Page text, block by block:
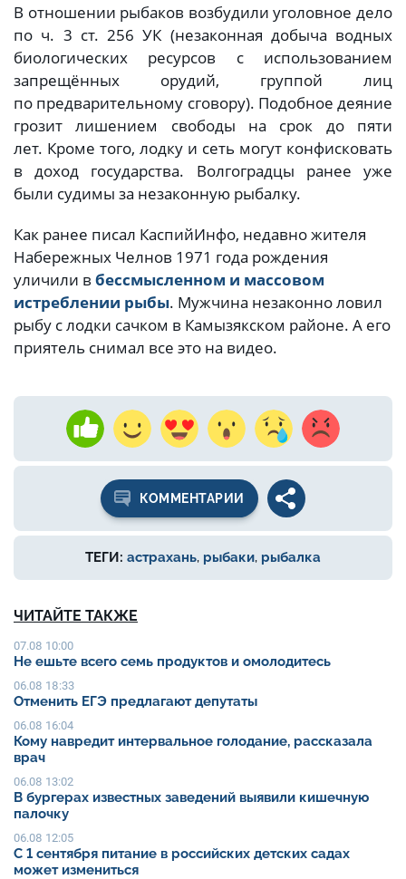
В отношении рыбаков возбудили уголовное дело
по ч. 3 ст. 256 УК (незаконная добыча водных
биологических ресурсов с использованием
запрещённых орудий, группой лиц
по предварительному сговору). Подобное деяние
грозит лишением свободы на срок до пяти
лет. Кроме того, лодку и сеть могут конфисковать
в доход государства. Волгоградцы ранее уже
были судимы за незаконную рыбалку.
Как ранее писал КаспийИнфо, недавно жителя
Набережных Челнов 1971 года рождения
уличили в бессмысленном и массовом
истреблении рыбы. Мужчина незаконно ловил
рыбу с лодки сачком в Камызякском районе. А его
приятель снимал все это на видео.
КОММЕНТАРИИ
ТЕГИ: астрахань, рыбаки, рыбалка
ЧИТАЙТЕ ТАКЖЕ
07.08 10:00
Не ешьте всего семь продуктов и омолодитесь
06.08 18:33
Отменить ЕГЭ предлагают депутаты
06.08 16:04
Кому навредит интервальное голодание, рассказала
врач
06.08 13:02
В бургерах известных заведений выявили кишечную
палочку
06.08 12:05
С 1 сентября питание в российских детских садах
может измениться